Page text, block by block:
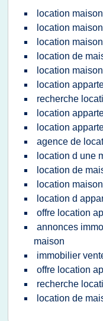
location
location
location
location de
location
location
recherche
location
location
agence de
location d une
location de
location
location d
offre location
annonces
maison
immobilier
offre location
recherche
location de